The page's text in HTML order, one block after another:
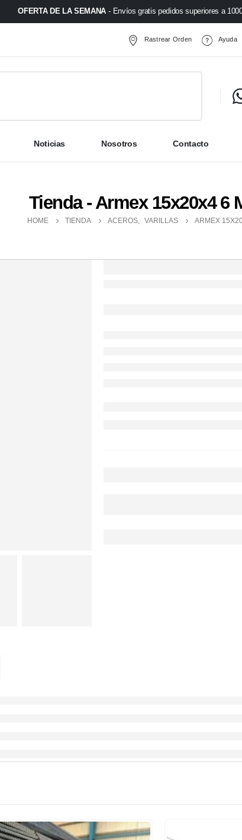
OFERTA DE LA SEMANA - Envíos gratis pedidos superiores a
Rastrear Orden Ayuda
Noticias Nosotros Contacto
Tienda - Armex 15x20x4 6
HOME TIENDA ACEROS, VARILLAS ARMEX